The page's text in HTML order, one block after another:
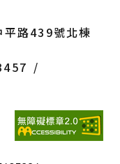
路439號北棟
/